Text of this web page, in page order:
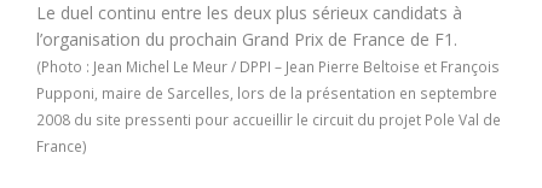
Le duel continu entre les deux plus sérieux candidats à
l’organisation du prochain Grand Prix de France de F1.
(Photo : Jean Michel Le Meur / DPPI – Jean Pierre Beltoise et François
Pupponi, maire de Sarcelles, lors de la présentation en septembre
2008 du site pressenti pour accueillir le circuit du projet Pole Val de
France)